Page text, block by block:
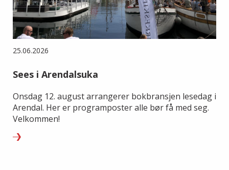
25.06.2026
Sees i Arendalsuka
Onsdag 12. august arrangerer bokbransjen lesedag i
Arendal. Her er programposter alle bør få med seg.
Velkommen!